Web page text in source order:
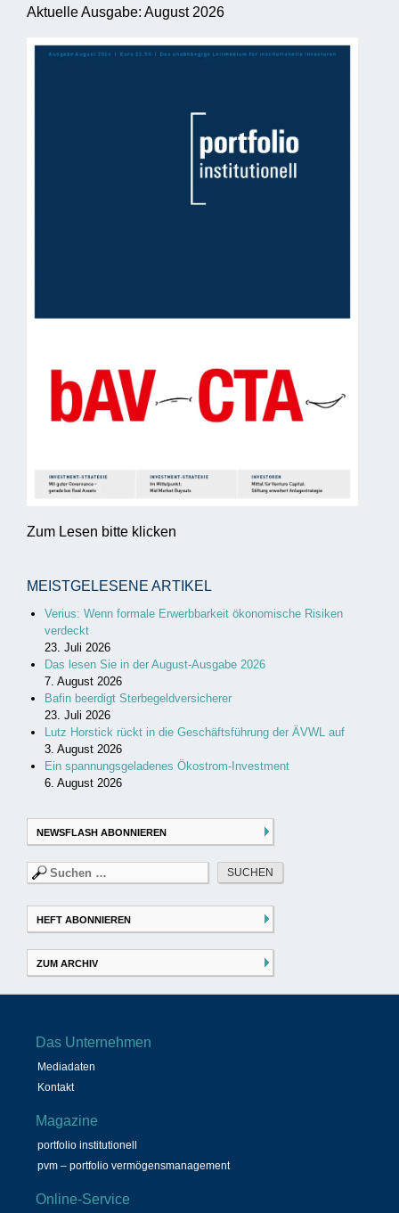
Aktuelle Ausgabe: August 2026
Zum Lesen bitte klicken
MEISTGELESENE ARTIKEL
Verius: Wenn formale Erwerbbarkeit ökonomische Risiken
verdeckt
23. Juli 2026
Das lesen Sie in der August-Ausgabe 2026
7. August 2026
Bafin beerdigt Sterbegeldversicherer
23. Juli 2026
Lutz Horstick rückt in die Geschäftsführung der ÄVWL auf
3. August 2026
Ein spannungsgeladenes Ökostrom-Investment
6. August 2026
NEWSFLASH ABONNIEREN
Suchen
nach:
HEFT ABONNIEREN
ZUM ARCHIV
Das Unternehmen
Mediadaten
Kontakt
Magazine
portfolio institutionell
pvm – portfolio vermögensmanagement
Online-Service